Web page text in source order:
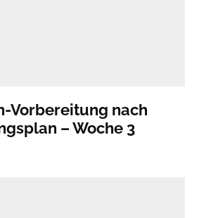
Vorbereitung nach
– Woche 3